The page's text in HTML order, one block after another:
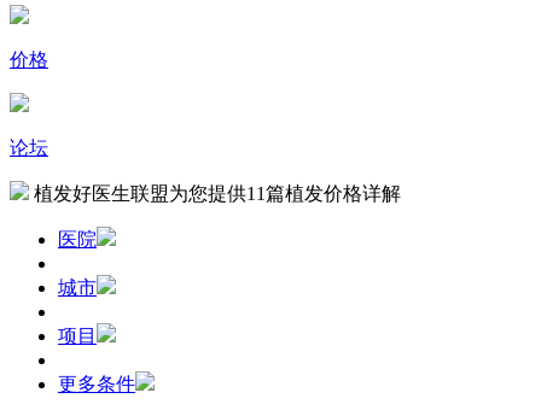
价格
论坛
植发好医生联盟为您提供11篇植发价格详解
医院
城市
项目
更多条件